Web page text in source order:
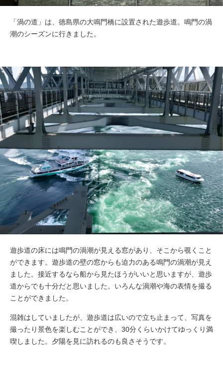
「渦の道」は、徳島県の大鳴門橋に設置された遊歩道。鳴門の渦
潮のシーズンに行きました。
遊歩道の床には鳴門の渦潮が見える窓があり、そこから覗くこと
ができます。遊歩道の壁の窓からも迫力のある鳴門の渦潮が見え
ました。接近するなら船から見たほうがいいと思いますが、遊歩
道からでも十分だと思いました。いろんな渦潮や海の表情を撮る
ことができました。
混雑はしていましたが、遊歩道は広いので立ち止まって、写真を
撮ったり景色を楽しむことができ、30分くらいかけてゆっくり満
喫しました。夕陽を見に訪れるのも良さそうです。